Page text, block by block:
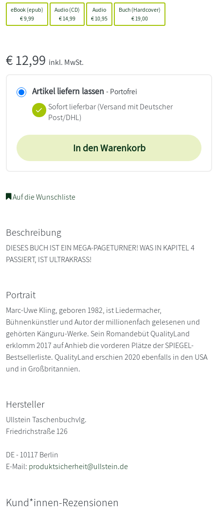
eBook (epub)
€9,99
Audio (CD)
€14,99
Audio
€10,95
Buch (Hardcover)
€19,00
€12,99 inkl. MwSt.
Artikel liefern lassen - Portofrei
Sofort lieferbar(Versand mit Deutscher
Post/DHL)
In den Warenkorb
Auf die Wunschliste
Beschreibung
DIESES BUCH IST EIN MEGA-PAGETURNER! WAS IN KAPITEL 4
PASSIERT, IST ULTRAKRASS!
Portrait
Marc-Uwe Kling, geboren 1982, ist Liedermacher,
Bühnenkünstler und Autor der millionenfach gelesenen und
gehörten Känguru-Werke. Sein Romandebüt QualityLand
erklomm 2017 auf Anhieb die vorderen Plätze der SPIEGEL-
Bestsellerliste. QualityLand erschien 2020 ebenfalls in den USA
und in Großbritannien.
Hersteller
Ullstein Taschenbuchvlg.
Friedrichstraße 126
DE - 10117 Berlin
E-Mail: produktsicherheit@ullstein.de
Kund*innen-Rezensionen